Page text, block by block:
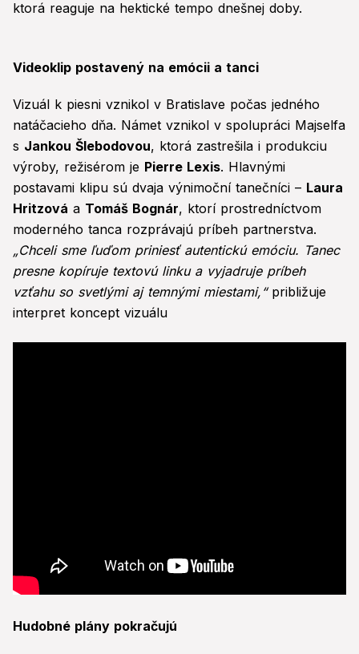
ktorá reaguje na hektické tempo dnešnej doby.
Videoklip postavený na emócii a tanci
Vizuál k piesni vznikol v Bratislave počas jedného
natáčacieho dňa. Námet vznikol v spolupráci Majselfa
s Jankou Šlebodovou, ktorá zastrešila i produkciu
výroby, režisérom je Pierre Lexis. Hlavnými
postavami klipu sú dvaja výnimoční tanečníci – Laura
Hritzová a Tomáš Bognár, ktorí prostredníctvom
moderného tanca rozprávajú príbeh partnerstva.
„Chceli sme ľuďom priniesť autentickú emóciu. Tanec
presne kopíruje textovú linku a vyjadruje príbeh
vzťahu so svetlými aj temnými miestami,“ približuje
interpret koncept vizuálu
Hudobné plány pokračujú